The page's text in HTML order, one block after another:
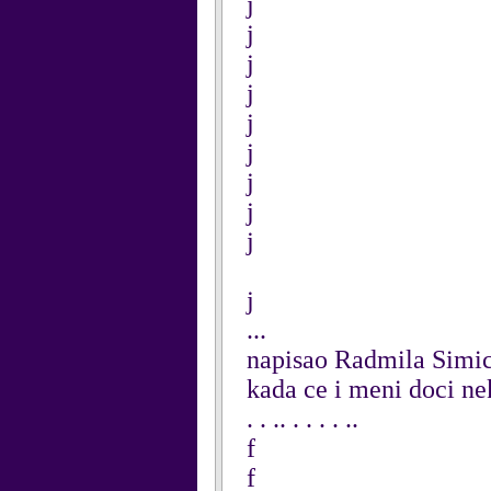
j
j
j
j
j
j
j
j
j
...
napisao Radmila
kada ce i meni doci
. . .. . . . . ..
f
f